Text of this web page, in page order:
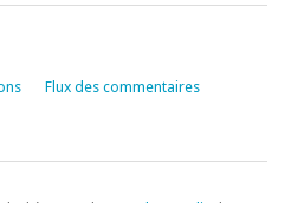
Flux des commentaires